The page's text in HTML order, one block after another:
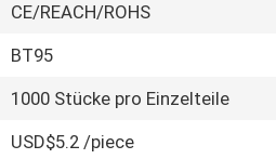
CE/REACH/ROHS
BT95
1000 Stücke pro Einzelteile
USD$5.2 /piece